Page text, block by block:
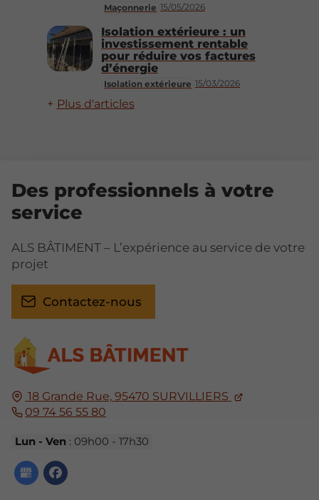
Maçonnerie 15/05/2026
Isolation extérieure 15/03/2026
Isolation extérieure : un
investissement rentable
pour réduire vos factures
d’énergie
Plus d'articles
18 Grande Rue, 95470 SURVILLIERS
09 74 56 55 80
Lun - Ven : 09h00 - 17h30
Des professionnels à votre
service
ALS BÂTIMENT – L’expérience au service de votre
projet
Contactez-nous